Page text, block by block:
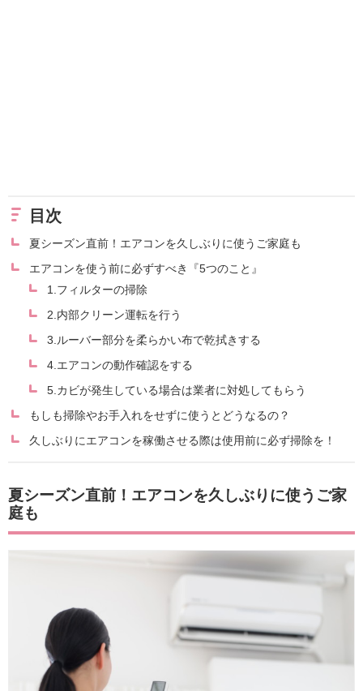
目次
夏シーズン直前！エアコンを久しぶりに使うご家庭も
エアコンを使う前に必ずすべき『5つのこと』
1.フィルターの掃除
2.内部クリーン運転を行う
3.ルーバー部分を柔らかい布で乾拭きする
4.エアコンの動作確認をする
5.カビが発生している場合は業者に対処してもらう
もしも掃除やお手入れをせずに使うとどうなるの？
久しぶりにエアコンを稼働させる際は使用前に必ず掃除を！
夏シーズン直前！エアコンを久しぶりに使うご家
庭も